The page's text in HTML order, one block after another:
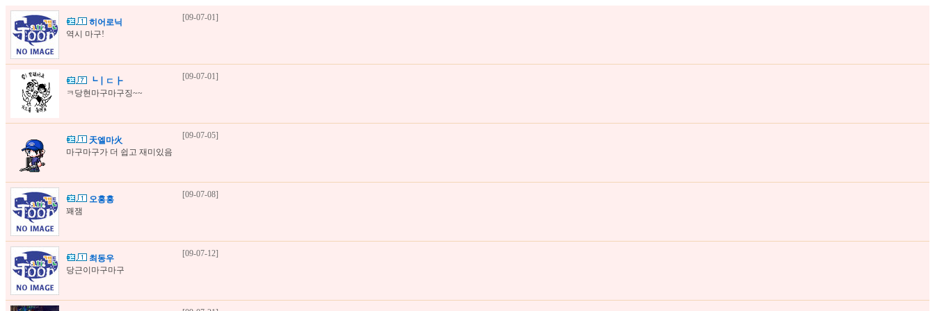
히어로닉
[09-07-01]
역시 마구!
┗┃ㄷ┣
[09-07-01]
ㅋ당현마구마구징~~
天엘마火
[09-07-05]
마구마구가 더 쉽고 재미있음
오홍홍
[09-07-08]
꽤잼
최동우
[09-07-12]
당근이마구마구